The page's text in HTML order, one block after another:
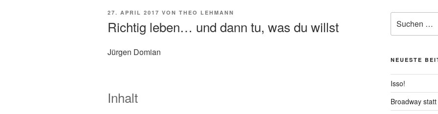
VERÖFFENTLICHT
27. APRIL 2017 VON THEO LEHMANN
Richtig leben… und dann tu, was du willst
Jürgen Domian
Inhalt
nach:
NEUESTE
Isso!
Broadway